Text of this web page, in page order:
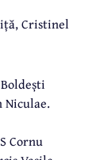
Cristinel
Niculae.
Cornu